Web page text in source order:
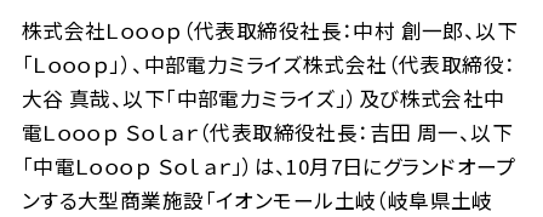
株式会社Ｌｏｏｏｐ（代表取締役社長：中村 創一郎、以下
「Ｌｏｏｏｐ」）、中部電力ミライズ株式会社（代表取締役：
大谷 真哉、以下「中部電力ミライズ」）及び株式会社中
電Ｌｏｏｏｐ Ｓｏｌａｒ（代表取締役社長：吉田 周一、以下
「中電Ｌｏｏｏｐ Ｓｏｌａｒ」）は、10月7日にグランドオープ
ンする大型商業施設「イオンモール土岐（岐阜県土岐